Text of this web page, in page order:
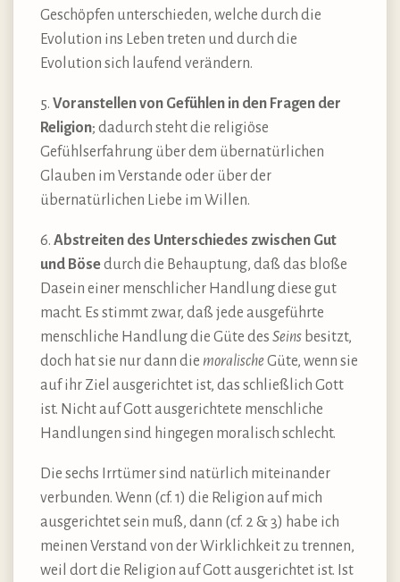
Geschöpfen unterschieden, welche durch die
Evolution ins Leben treten und durch die
Evolution sich laufend verändern.
5. Voranstellen von Gefühlen in den Fragen der
Religion; dadurch steht die religiöse
Gefühlserfahrung über dem übernatürlichen
Glauben im Verstande oder über der
übernatürlichen Liebe im Willen.
6. Abstreiten des Unterschiedes zwischen Gut
und Bösedurch die Behauptung, daß das bloße
Dasein einer menschlicher Handlung diese gut
macht. Es stimmt zwar, daß jede ausgeführte
menschliche Handlung die Güte des Seins besitzt,
doch hat sie nur dann die moralischeGüte, wenn sie
auf ihr Ziel ausgerichtet ist, das schließlich Gott
ist. Nicht auf Gott ausgerichtete menschliche
Handlungen sind hingegen moralisch schlecht.
Die sechs Irrtümer sind natürlich miteinander
verbunden. Wenn (cf. 1) die Religion auf mich
ausgerichtet sein muß, dann (cf. 2 & 3) habe ich
meinen Verstand von der Wirklichkeit zu trennen,
weil dort die Religion auf Gott ausgerichtet ist. Ist